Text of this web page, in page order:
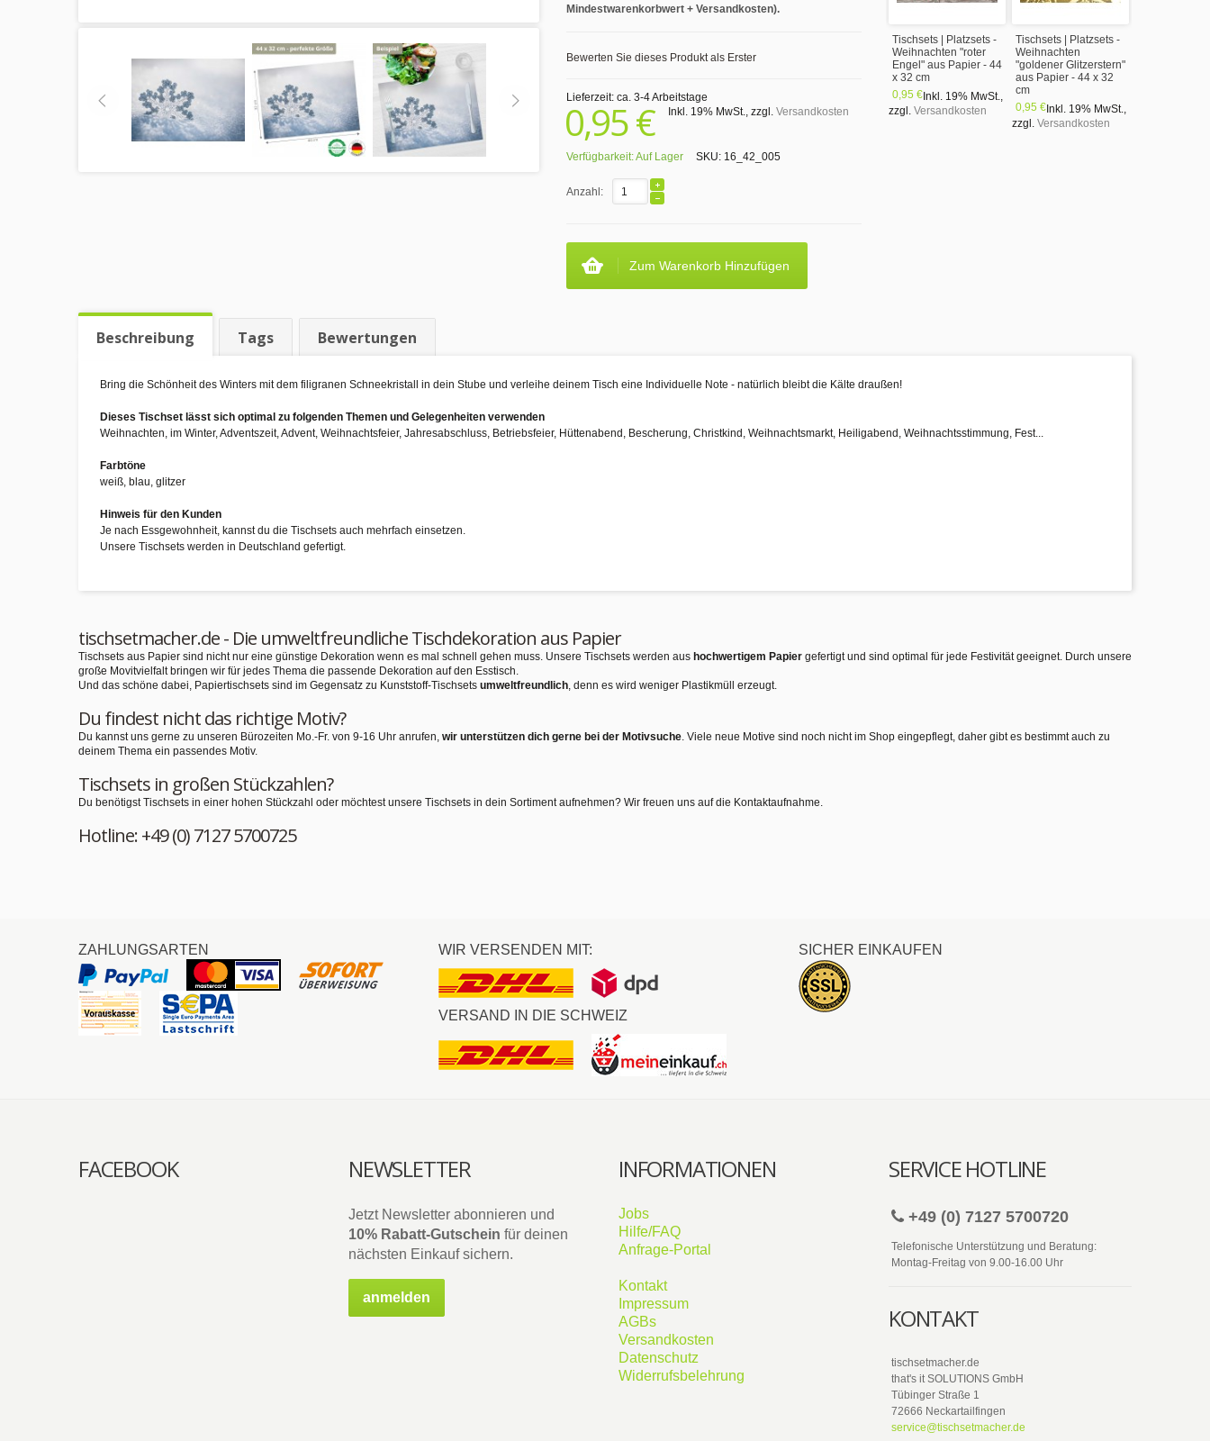
Tischsets | Platzsets -
Weihnachten "roter
Engel" aus Papier - 44
x 32 cm
0,95 € Inkl. 19% MwSt.,
zzgl. Versandkosten
Tischsets | Platzsets -
Weihnachten
"goldener Glitzerstern"
aus Papier - 44 x 32
cm
0,95 € Inkl. 19% MwSt.,
zzgl. Versandkosten
Mindestwarenkorbwert + Versandkosten).
Bewerten Sie dieses Produkt als Erster
Lieferzeit: ca. 3-4 Arbeitstage
0,95 € Inkl. 19% MwSt., zzgl. Versandkosten
Verfügbarkeit:Auf Lager SKU: 16_42_005
Anzahl:
Zum Warenkorb Hinzufügen
Beschreibung Tags Bewertungen
Bring die Schönheit des Winters mit dem filigranen Schneekristall in dein Stube und verleihe deinem Tisch eine Individuelle Note - natürlich bleibt die Kälte draußen!
Dieses Tischset lässt sich optimal zu folgenden Themen und Gelegenheiten verwenden
Weihnachten, im Winter, Adventszeit, Advent, Weihnachtsfeier, Jahresabschluss, Betriebsfeier, Hüttenabend, Bescherung, Christkind, Weihnachtsmarkt, Heiligabend, Weihnachtsstimmung, Fest...
Farbtöne
weiß, blau, glitzer
Hinweis für den Kunden
Je nach Essgewohnheit, kannst du die Tischsets auch mehrfach einsetzen.
Unsere Tischsets werden in Deutschland gefertigt.
tischsetmacher.de - Die umweltfreundliche Tischdekoration aus Papier
Tischsets aus Papier sind nicht nur eine günstige Dekoration wenn es mal schnell gehen muss. Unsere Tischsets werden aus hochwertigem Papier gefertigt und sind optimal für jede Festivität geeignet. Durch unsere
große Movitvielfalt bringen wir für jedes Thema die passende Dekoration auf den Esstisch.
Und das schöne dabei, Papiertischsets sind im Gegensatz zu Kunststoff-Tischsets umweltfreundlich, denn es wird weniger Plastikmüll erzeugt.
Du findest nicht das richtige Motiv?
Du kannst uns gerne zu unseren Bürozeiten Mo.-Fr. von 9-16 Uhr anrufen, wir unterstützen dich gerne bei der Motivsuche. Viele neue Motive sind noch nicht im Shop eingepflegt, daher gibt es bestimmt auch zu
deinem Thema ein passendes Motiv.
Tischsets in großen Stückzahlen?
Du benötigst Tischsets in einer hohen Stückzahl oder möchtest unsere Tischsets in dein Sortiment aufnehmen? Wir freuen uns auf die Kontaktaufnahme.
Hotline: +49 (0) 7127 5700725
ZAHLUNGSARTEN WIR VERSENDEN MIT:
VERSAND IN DIE SCHWEIZ
SICHER EINKAUFEN
FACEBOOK NEWSLETTER
Jetzt Newsletter abonnieren und
10% Rabatt-Gutschein für deinen
nächsten Einkauf sichern.
anmelden
INFORMATIONEN
Jobs
Hilfe/FAQ
Anfrage-Portal
Kontakt
Impressum
AGBs
Versandkosten
Datenschutz
Widerrufsbelehrung
SERVICE HOTLINE
+49 (0) 7127 5700720
Telefonische Unterstützung und Beratung:
Montag-Freitag von 9.00-16.00 Uhr
KONTAKT
tischsetmacher.de
that's it SOLUTIONS GmbH
Tübinger Straße 1
72666 Neckartailfingen
service@tischsetmacher.de